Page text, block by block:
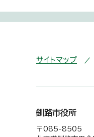
サイトマップ
釧路市役所
〒085-8505